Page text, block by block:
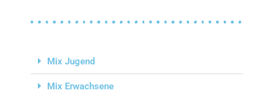
Mix Jugend
Mix Erwachsene